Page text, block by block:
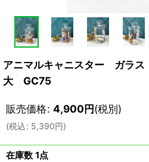
アニマルキャニスター ガラ
大 GC75
販売価格: 4,900円(税別)
(税込: 5,390円)
在庫数 1点